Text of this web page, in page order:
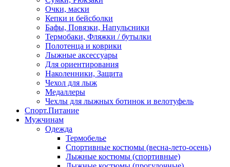
Очки, маски
Кепки и бейсболки
Бафы, Повязки, Напульсники
Термобаки, Фляжки / бутылки
Полотенца и коврики
Лыжные аксессуары
Для ориентирования
Наколенники, Защита
Чехол для лыж
Медаллеры
Чехлы для лыжных ботинок и велотуфель
Спорт.Питание
Мужчинам
Одежда
Термобелье
Спортивные костюмы (весна-лето-осень)
Лыжные костюмы (спортивные)